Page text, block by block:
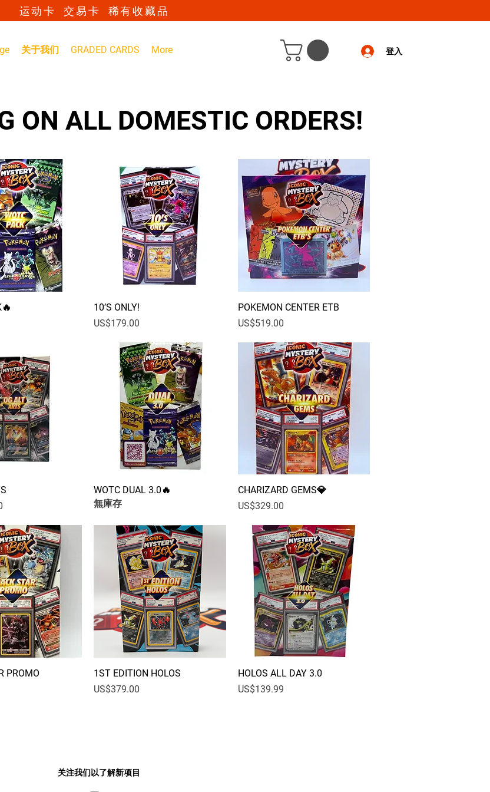
关于我们 GRADED CARDS More 登入
运动卡 交易卡 稀有收藏品
ON ALL DOMESTIC ORDERS!
速瀏覽
10’S ONLY!
價格
US$179.00
快速瀏覽
POKEMON CENTER ETB
價格
US$519.00
速瀏覽 快速瀏覽
WOTC DUAL 3.0🔥
無庫存
快速瀏覽
CHARIZARD GEMS💎
價格
US$329.00
速瀏覽
PROMO
快速瀏覽
1ST EDITION HOLOS
價格
US$379.00
快速瀏覽
HOLOS ALL DAY 3.0
價格
US$139.99
关注我们以了解新项目